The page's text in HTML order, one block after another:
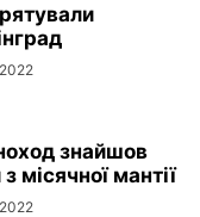
знайшов
місячної мантії